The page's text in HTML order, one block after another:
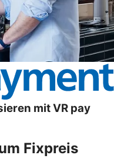
mit VR pay
Fixpreis